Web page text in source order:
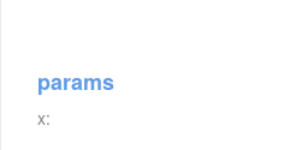
params
x: